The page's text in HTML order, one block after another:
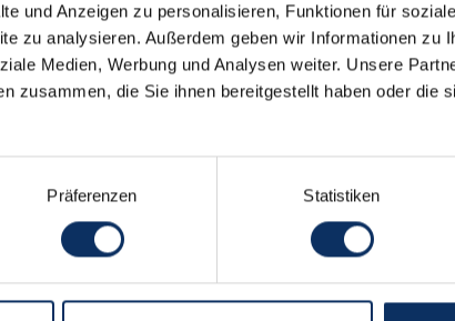
und Anzeigen zu personalisieren, Funktionen für
zu analysieren. Außerdem geben wir Informationen zu
Medien, Werbung und Analysen weiter. Unsere
zusammen, die Sie ihnen bereitgestellt haben oder die
Präferenzen Statistiken
Andere Erlebnisse